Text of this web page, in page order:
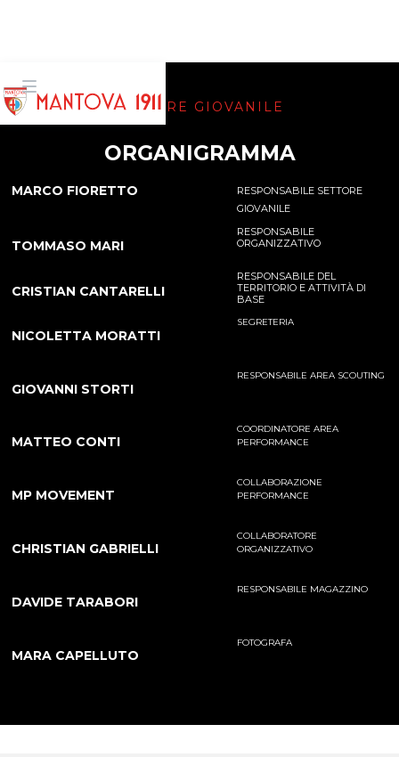
SETTORE GIOVANILE
ORGANIGRAMMA
MARCO FIORETTO
RESPONSABILE SETTORE
GIOVANILE
TOMMASO MARI
RESPONSABILE
ORGANIZZATIVO
CRISTIAN CANTARELLI
RESPONSABILE DEL
TERRITORIO E ATTIVITÀ DI
BASE
NICOLETTA MORATTI
SEGRETERIA
GIOVANNI STORTI
RESPONSABILE AREA SCOUTING
MATTEO CONTI
COORDINATORE AREA
PERFORMANCE
MP MOVEMENT
COLLABORAZIONE
PERFORMANCE
CHRISTIAN GABRIELLI
COLLABORATORE
ORGANIZZATIVO
DAVIDE TARABORI
RESPONSABILE MAGAZZINO
MARA CAPELLUTO
FOTOGRAFA